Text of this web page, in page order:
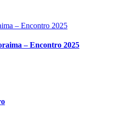
– Encontro 2025
– Encontro 2025